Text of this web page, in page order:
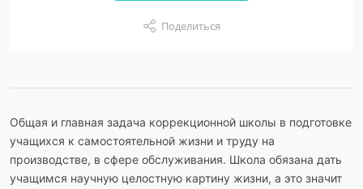
Поделиться
Общая и главная задача коррекционной школы в подготовке
учащихся к самостоятельной жизни и труду на
производстве, в сфере обслуживания. Школа обязана дать
учащимся научную целостную картину жизни, а это значит